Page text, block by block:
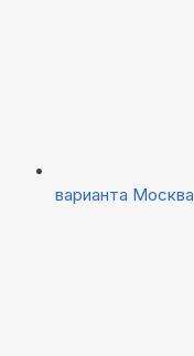
варианта Москва